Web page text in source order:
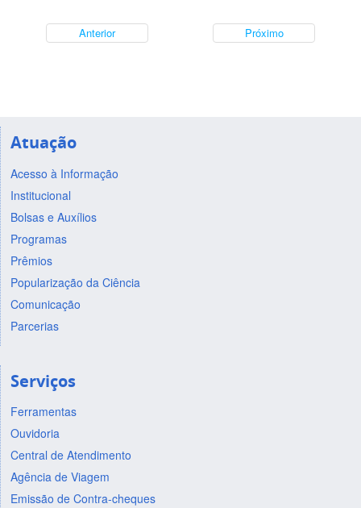
Anterior Próximo
Atuação
Acesso à Informação
Institucional
Bolsas e Auxílios
Programas
Prêmios
Popularização da Ciência
Comunicação
Parcerias
Serviços
Ferramentas
Ouvidoria
Central de Atendimento
Agência de Viagem
Emissão de Contra-cheques